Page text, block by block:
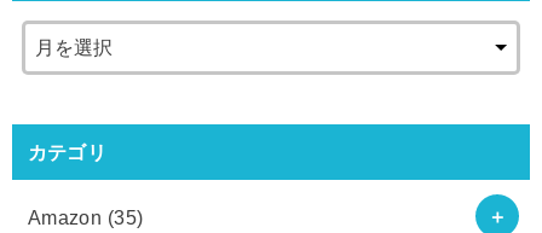
カテゴリ
Amazon (35)